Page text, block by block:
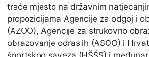
treće mjesto na državnim
propozicijama Agencije za odgoj i
(AZOO), Agencije za strukovno
obrazovanje odraslih (ASOO) i
športskog saveza (HŠŠS) i